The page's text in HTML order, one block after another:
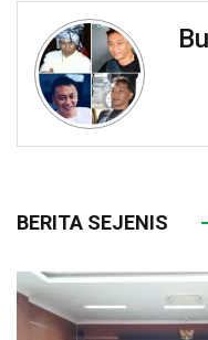
BERITA SEJENIS